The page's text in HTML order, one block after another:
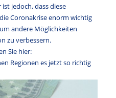
jedoch, dass diese
Coronakrise enorm wichtig
andere Möglichkeiten
zu verbessern.
Sie hier:
Regionen es jetzt so richtig